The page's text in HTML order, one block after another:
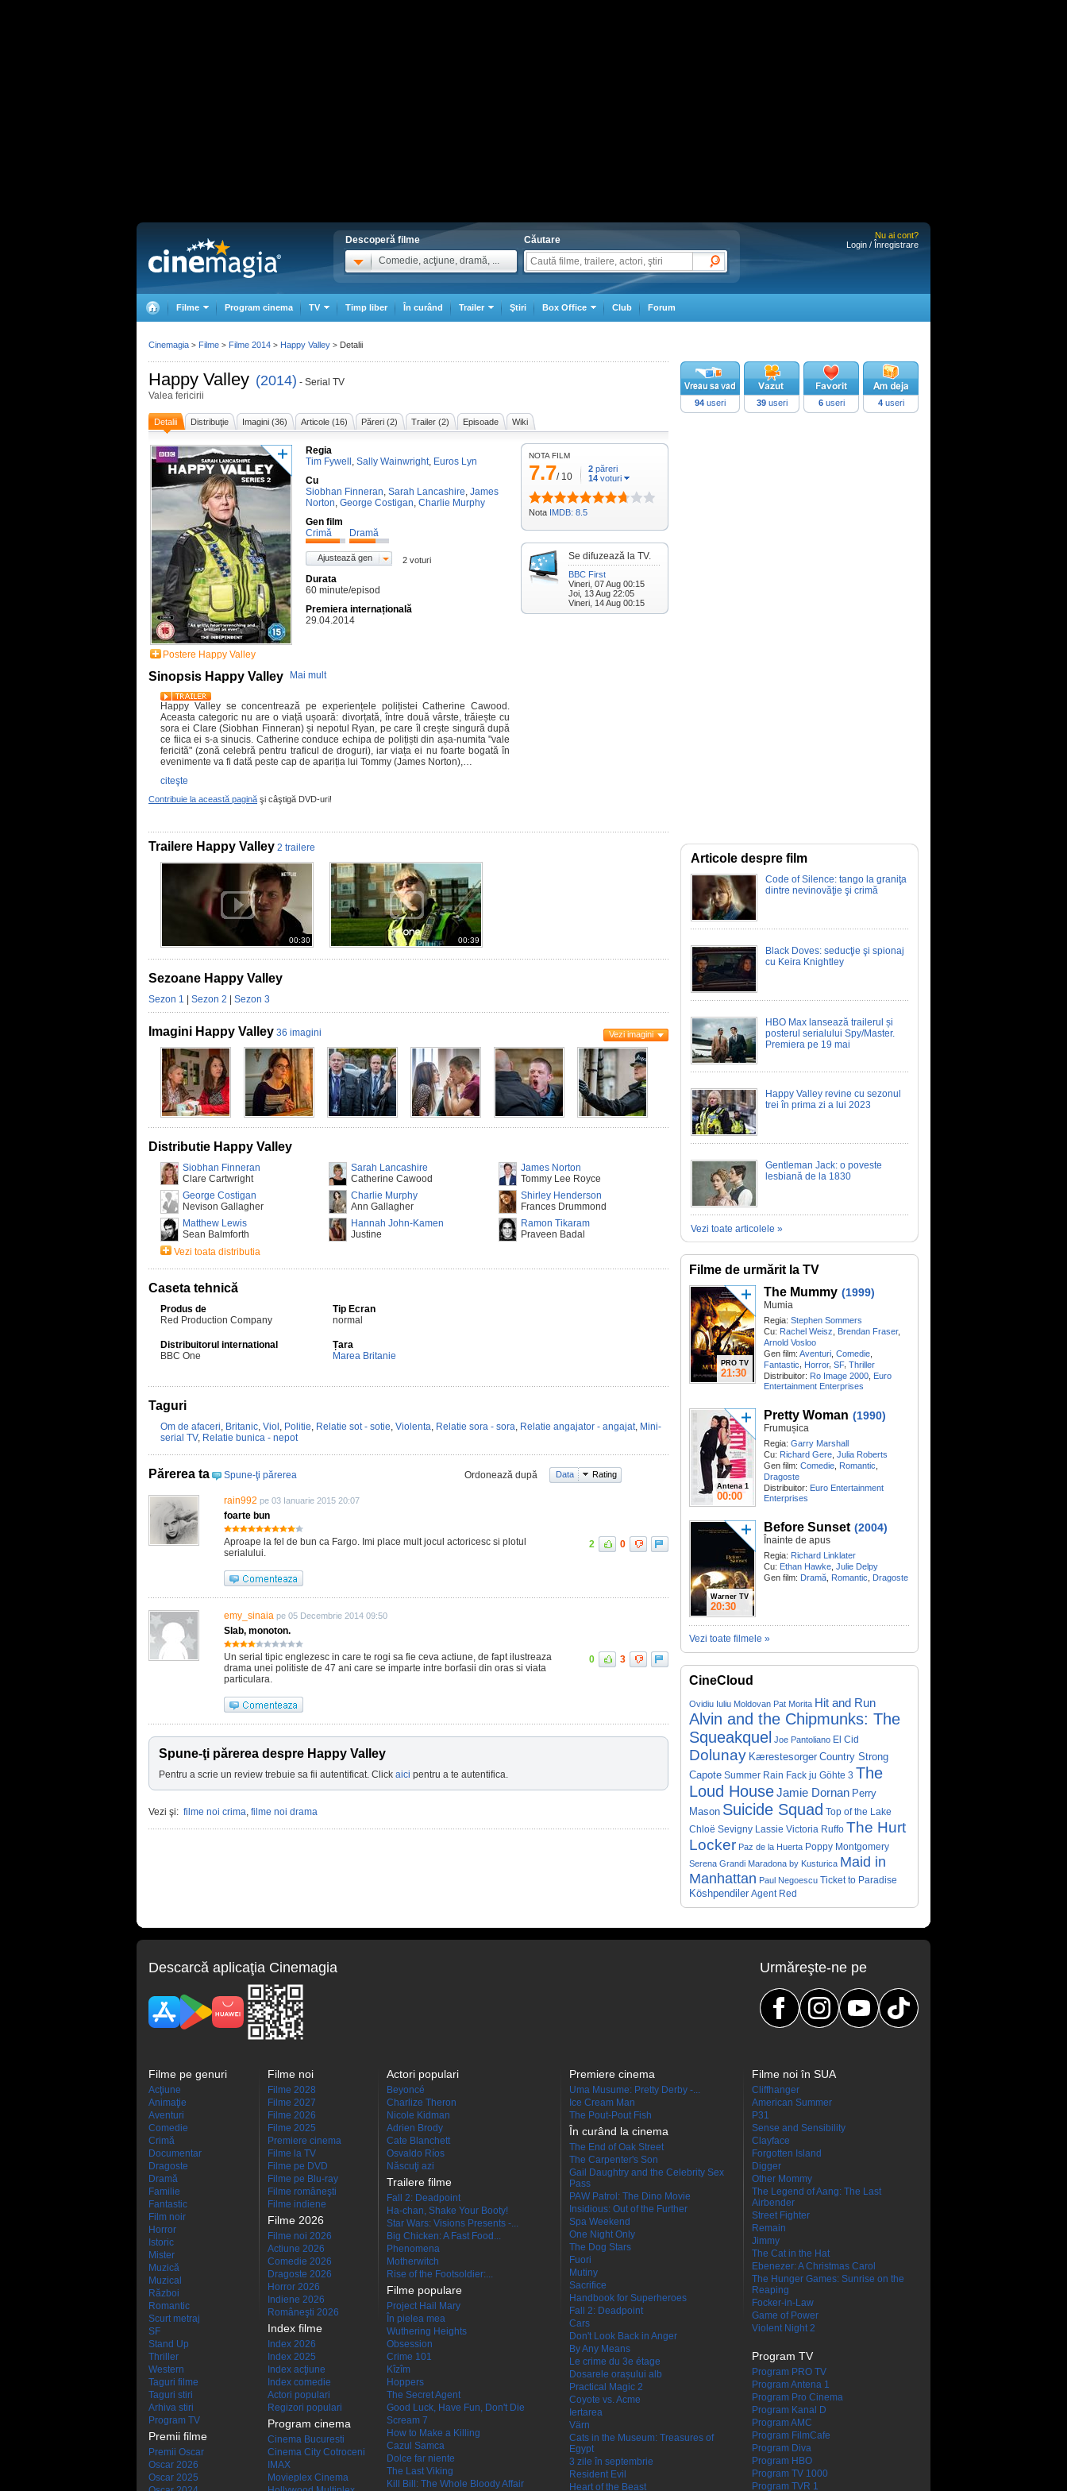
Descoperă filme
Comedie, acţiune, dramă, ...
Căutare
Nu ai cont?
Login / Înregistrare
Filme Program cinema TV Timp liber În curând Trailer Ştiri Box Office Club Forum
Happy Valley (2014) - Serial TV
Valea fericirii
Detalii Distribuţie Imagini (36) Articole (16) Păreri (2) Trailer (2) Episoade Wiki
Postere Happy Valley
Regia
Tim Fywell , Sally Wainwright, Euros Lyn
Cu
Siobhan Finneran, Sarah Lancashire, James
Norton, George Costigan, Charlie Murphy
Gen film
Crimă
Dramă
Ajustează gen 2 voturi
Durata
60 minute/episod
Premiera internațională
29.04.2014
Sinopsis Happy Valley Mai mult
Happy Valley se concentrează pe experiențele polițistei Catherine Cawood.
Aceasta categoric nu are o viață ușoară: divorțată, între două vârste, trăiește cu
sora ei Clare (Siobhan Finneran) și nepotul Ryan, pe care îl crește singură după
ce fiica ei s-a sinucis. Catherine conduce echipa de polițiști din așa-numita "vale
fericită" (zonă celebră pentru traficul de droguri), iar viața ei nu foarte bogată în
evenimente va fi dată peste cap de apariția lui Tommy (James Norton),…
citeşte
Contribuie la această pagină şi câştigă DVD-uri!
NOTA FILM
7.7/ 10
2 păreri
14 voturi
Nota IMDB: 8.5
Se difuzează la TV.
BBC First
Vineri, 07 Aug 00:15
Joi, 13 Aug 22:05
Vineri, 14 Aug 00:15
94 useri 39useri 6useri 4useri
Trailere Happy Valley 2 trailere
00:30 00:39
Sezoane Happy Valley
Sezon 1 Sezon 2 Sezon 3
Imagini Happy Valley 36 imagini Vezi imagini
Distributie Happy Valley
Siobhan Finneran
Clare Cartwright
Sarah Lancashire
Catherine Cawood
James Norton
Tommy Lee Royce
George Costigan
Nevison Gallagher
Charlie Murphy
Ann Gallagher
Shirley Henderson
Frances Drummond
Matthew Lewis
Sean Balmforth
Hannah John-Kamen
Justine
Ramon Tikaram
Praveen Badal
Vezi toata distributia
Caseta tehnică
Produs de
Red Production Company
Tip Ecran
normal
Distribuitorul international
BBC One
Țara
Marea Britanie
Taguri
Om de afaceri, Britanic, Viol , Politie, Relatie sot - sotie, Violenta, Relatie sora - sora, Relatie angajator - angajat, Mini-
serial TV, Relatie bunica - nepot
Părerea ta Spune-ţi părerea Ordonează după Data Rating
rain992 pe 03 Ianuarie 2015 20:07
foarte bun
Aproape la fel de bun ca Fargo. Imi place mult jocul actoricesc si plotul
serialului.
2 0
emy_sinaia pe 05 Decembrie 2014 09:50
Slab, monoton.
Un serial tipic englezesc in care te rogi sa fie ceva actiune, de fapt ilustreaza
drama unei politiste de 47 ani care se imparte intre borfasii din oras si viata
particulara.
0 3
Spune-ţi părerea despre Happy Valley
Pentru a scrie un review trebuie sa fii autentificat. Click aici pentru a te autentifica.
Vezi şi: filme noi crima, filme noi drama
Articole despre film
Code of Silence: tango la graniţa
dintre nevinovăţie şi crimă
Black Doves: seducţie şi spionaj
cu Keira Knightley
HBO Max lansează trailerul și
posterul serialului Spy/Master.
Premiera pe 19 mai
Happy Valley revine cu sezonul
trei în prima zi a lui 2023
Gentleman Jack: o poveste
lesbiană de la 1830
Vezi toate articolele »
Filme de urmărit la TV
PRO TV
21:30
The Mummy (1999)
Mumia
Regia: Stephen Sommers
Cu: Rachel Weisz Brendan Fraser,
Arnold Vosloo
Gen film: Aventuri Comedie
Fantastic, Horror, SF, Thriller
Distribuitor: Ro Image 2000 Euro
Entertainment Enterprises
Antena 1
00:00
Pretty Woman (1990)
Frumușica
Regia: Garry Marshall
Cu: Richard Gere Julia Roberts
Gen film: Comedie Romantic
Dragoste
Distribuitor: Euro Entertainment
Enterprises
Warner TV
20:30
Before Sunset (2004)
Înainte de apus
Regia: Richard Linklater
Cu: Ethan Hawke Julie Delpy
Gen film: Dramă Romantic Dragoste
Vezi toate filmele »
CineCloud
Ovidiu Iuliu Moldovan Pat Morita Hit and Run
Alvin and the Chipmunks: The
Squeakquel Joe Pantoliano El Cid
Dolunay Kærestesorger Country Strong
Capote Summer Rain Fack ju Göhte 3 The
Loud HouseJamie Dornan Perry
Mason Suicide Squad Top of the Lake
Chloë Sevigny
Lassie Victoria Ruffo The Hurt
Locker Paz de la Huerta Poppy Montgomery
Serena Grandi Maradona by Kusturica Maid in
Manhattan Paul Negoescu Ticket to Paradise
Köshpendiler Agent Red
Cinemagia > Filme > Filme 2014 > Happy Valley > Detalii
Descarcă aplicaţia Cinemagia Urmăreşte-ne pe
Filme pe genuri
Acţiune
Animaţie
Aventuri
Comedie
Crimă
Documentar
Dragoste
Dramă
Familie
Fantastic
Film noir
Horror
Istoric
Mister
Muzică
Muzical
Război
Romantic
Scurt metraj
SF
Stand Up
Thriller
Western
Taguri filme
Taguri stiri
Arhiva stiri
Program TV
Premii filme
Premii Oscar
Oscar 2026
Oscar 2025
Filme noi
Filme 2028
Filme 2027
Filme 2026
Filme 2025
Premiere cinema
Filme la TV
Filme pe DVD
Filme pe Blu-ray
Filme româneşti
Filme indiene
Filme 2026
Filme noi 2026
Actiune 2026
Comedie 2026
Dragoste 2026
Horror 2026
Indiene 2026
Româneşti 2026
Index filme
Index 2026
Index 2025
Index acţiune
Index comedie
Actori populari
Regizori populari
Program cinema
Cinema Bucuresti
Cinema City Cotroceni
IMAX
Movieplex Cinema
Actori populari
Beyoncé
Charlize Theron
Nicole Kidman
Adrien Brody
Cate Blanchett
Osvaldo Ríos
Născuţi azi
Trailere filme
Fall 2: Deadpoint
Ha-chan, Shake Your Booty!
Star Wars: Visions Presents -...
Big Chicken: A Fast Food...
Phenomena
Motherwitch
Rise of the Footsoldier:...
Filme populare
Project Hail Mary
În pielea mea
Wuthering Heights
Obsession
Crime 101
Kîzîm
Hoppers
The Secret Agent
Good Luck, Have Fun, Don't Die
Scream 7
How to Make a Killing
Cazul Samca
Dolce far niente
The Last Viking
Kill Bill: The Whole Bloody Affair
Premiere cinema
Uma Musume: Pretty Derby -...
Ice Cream Man
The Pout-Pout Fish
În curând la cinema
The End of Oak Street
The Carpenter's Son
Gail Daughtry and the Celebrity Sex
Pass
PAW Patrol: The Dino Movie
Insidious: Out of the Further
Spa Weekend
One Night Only
The Dog Stars
Fuori
Mutiny
Sacrifice
Handbook for Superheroes
Fall 2: Deadpoint
Cars
Don't Look Back in Anger
By Any Means
Le crime du 3e étage
Dosarele orașului alb
Practical Magic 2
Coyote vs. Acme
Iertarea
Värn
Cats in the Museum: Treasures of
Egypt
3 zile în septembrie
Resident Evil
Heart of the Beast
Filme noi în SUA
Cliffhanger
American Summer
P31
Sense and Sensibility
Clayface
Forgotten Island
Digger
Other Mommy
The Legend of Aang: The Last
Airbender
Street Fighter
Remain
Jimmy
The Cat in the Hat
Ebenezer: A Christmas Carol
The Hunger Games: Sunrise on the
Reaping
Focker-in-Law
Game of Power
Violent Night 2
Program TV
Program PRO TV
Program Antena 1
Program Pro Cinema
Program Kanal D
Program AMC
Program FilmCafe
Program Diva
Program HBO
Program TV 1000
Program TVR 1